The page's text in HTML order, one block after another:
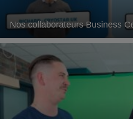
Nos collaborateurs Business